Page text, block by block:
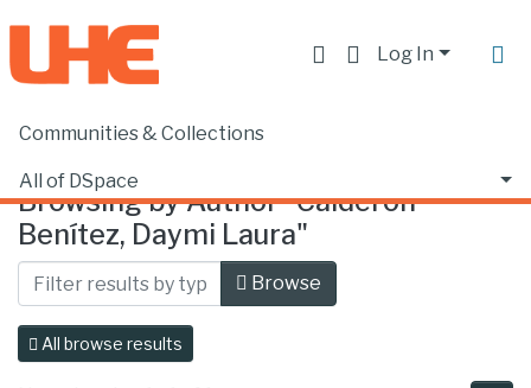
Log In
Communities & Collections
All of DSpace
Home Browse by Author
Browsing by Author "Calderón
Benítez, Daymi Laura"
Browse
All browse results